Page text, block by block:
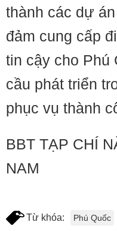
thành các dự
đảm cung cấp
tin cậy cho Phú
cầu phát triển
phục vụ thành
BBT TẠP CHÍ
NAM
Từ khóa: Phú Quốc